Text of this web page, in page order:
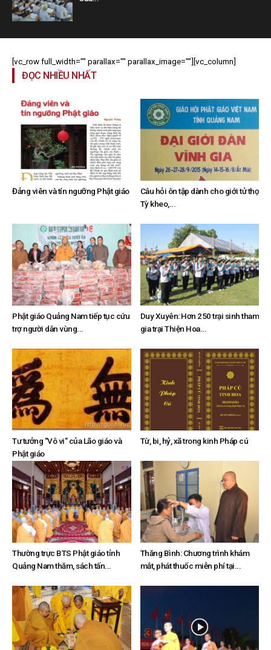
[vc_row full_width="" parallax="" parallax_image=""][vc_column]
ĐỌC NHIỀU NHẤT
Đảng viên và tín ngưỡng Phật giáo
Câu hỏi ôn tập dành cho giới tử thọ
Tỳ kheo,...
Phật giáo Quảng Nam tiếp tục cứu
trợ người dân vùng...
Duy Xuyên: Hơn 250 trại sinh tham
gia trại Thiện Hoa...
Tư tưởng "Vô vi" của Lão giáo và
Phật giáo
Từ, bi, hỷ, xã trong kinh Pháp cú
Thường trực BTS Phật giáo tỉnh
Quảng Nam thăm, sách tấn...
Thăng Bình: Chương trình khám
mắt, phát thuốc miễn phí tại...